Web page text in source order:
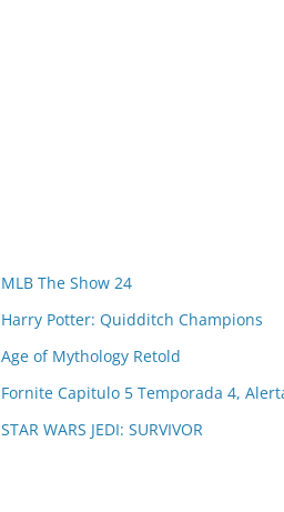
MLB The Show 24
Harry Potter: Quidditch Champions
Age of Mythology Retold
Fornite Capitulo 5 Temporada 4,
STAR WARS JEDI: SURVIVOR